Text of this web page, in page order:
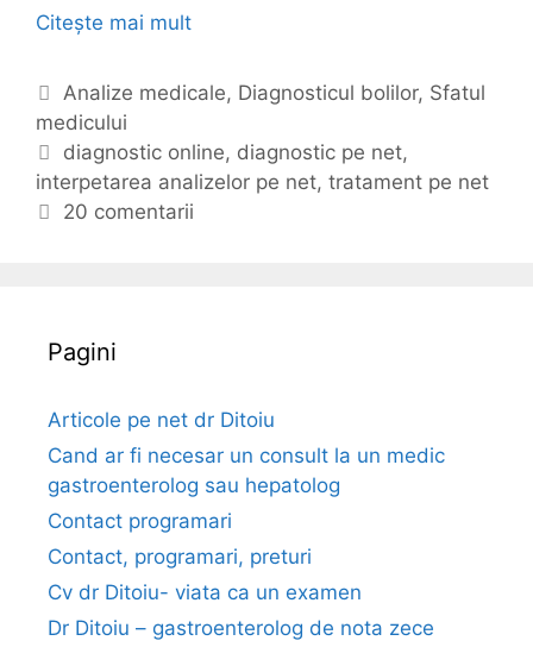
Citește mai mult
a
u
l
m
u
o
n
l
i
n
e
C
a
t
e
g
Analize medicale, Diagnosticul bolilor, Sfatul
medicului
E
t
i
e
diagnostic online, diagnostic pe net,
interpetarea analizelor pe net, tratament pe net
20 comentarii
Pagini
Articole pe net dr Ditoiu
Cand ar fi necesar un consult la un medic
gastroenterolog sau hepatolog
Contact programari
Contact, programari, preturi
Cv dr Ditoiu- viata ca un examen
Dr Ditoiu – gastroenterolog de nota zece